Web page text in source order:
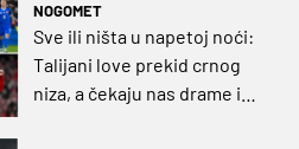
NOGOMET
Sve ili ništa u napetoj noći:
Talijani love prekid crnog
niza, a čekaju nas drame i